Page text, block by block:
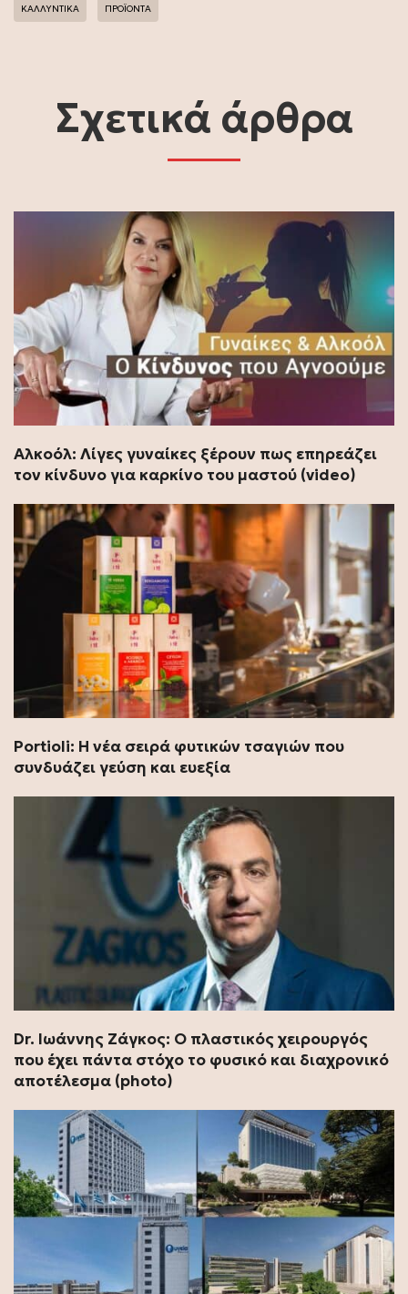
ΚΑΛΛΥΝΤΙΚΑ ΠΡΟΪΟΝΤΑ
Σχετικά άρθρα
Αλκοόλ: Λίγες γυναίκες ξέρουν πως επηρεάζει
τον κίνδυνο για καρκίνο του μαστού (video)
Portioli: Η νέα σειρά φυτικών τσαγιών που
συνδυάζει γεύση και ευεξία
Dr. Ιωάννης Ζάγκος: Ο πλαστικός χειρουργός
που έχει πάντα στόχο το φυσικό και διαχρονικό
αποτέλεσμα (photo)